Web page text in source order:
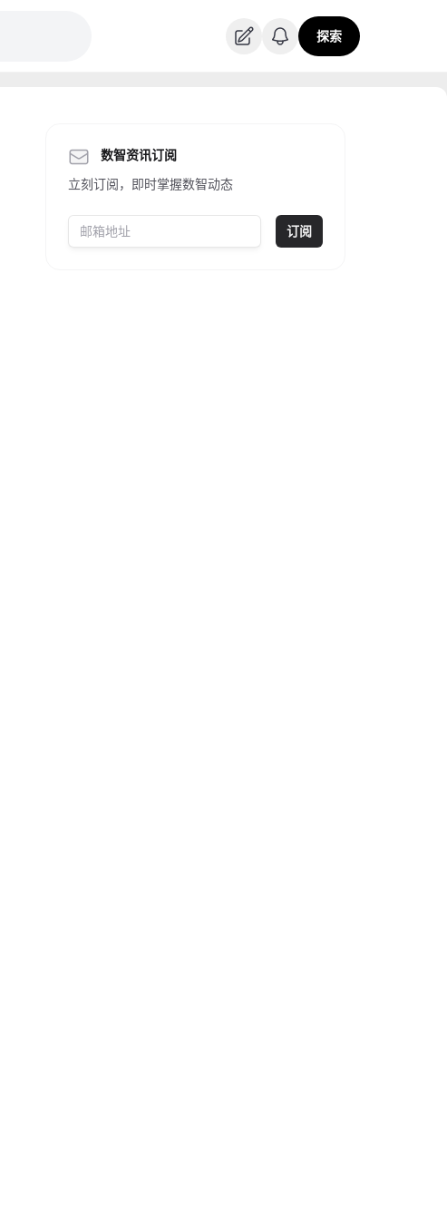
探索
数智资讯订阅
立刻订阅，即时掌握数智动态
订阅